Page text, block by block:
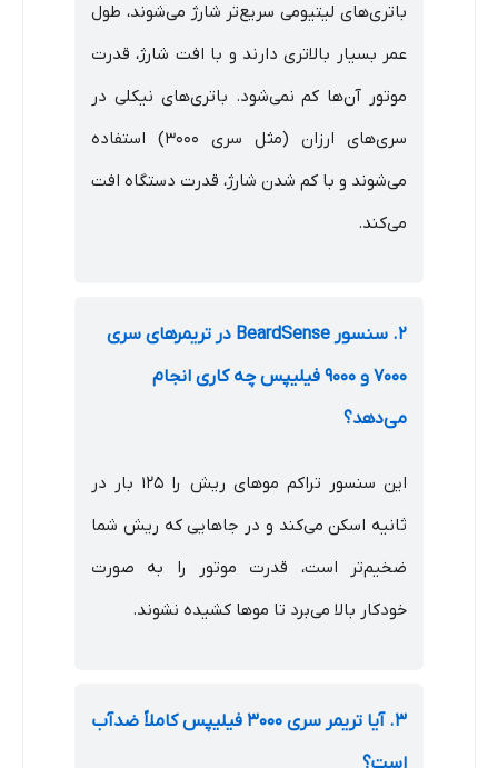
باتری‌های لیتیومی سریع‌تر شارژ می‌شوند، طول
عمر بسیار بالاتری دارند و با افت شارژ، قدرت
موتور آن‌ها کم نمی‌شود. باتری‌های نیکلی در
سری‌های ارزان (مثل سری 3000) استفاده
می‌شوند و با کم شدن شارژ، قدرت دستگاه افت
می‌کند.
۲. سنسور BeardSense در تریمرهای سری
۷۰۰۰ و ۹۰۰۰ فیلیپس چه کاری انجام
می‌دهد؟
این سنسور تراکم موهای ریش را ۱۲۵ بار در
ثانیه اسکن می‌کند و در جاهایی که ریش شما
ضخیم‌تر است، قدرت موتور را به صورت
خودکار بالا می‌برد تا موها کشیده نشوند.
۳. آیا تریمر سری ۳۰۰۰ فیلیپس کاملاً ضدآب
است؟